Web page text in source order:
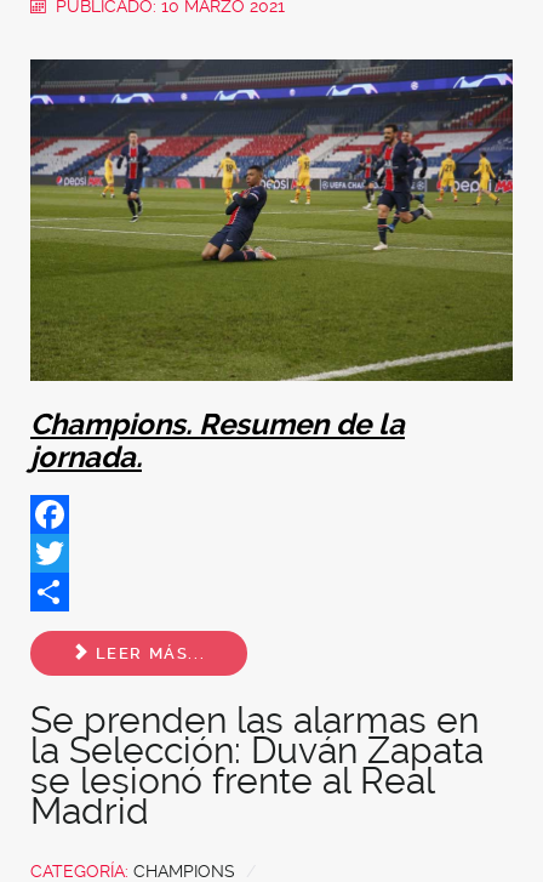
PUBLICADO: 10 MARZO 2021
Champions. Resumen de la
jornada.
Facebook
Twitter
Share
LEER MÁS...
Se prenden las alarmas en
la Selección: Duván Zapata
se lesionó frente al Real
Madrid
CATEGORÍA: CHAMPIONS